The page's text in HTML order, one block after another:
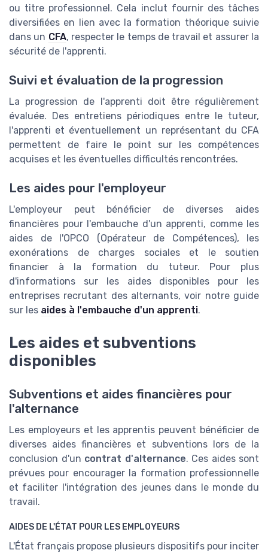
ou titre professionnel. Cela inclut fournir des tâches
diversifiées en lien avec la formation théorique suivie
dans un CFA, respecter le temps de travail et assurer la
sécurité de l'apprenti.
Suivi et évaluation de la progression
La progression de l'apprenti doit être régulièrement
évaluée. Des entretiens périodiques entre le tuteur,
l'apprenti et éventuellement un représentant du CFA
permettent de faire le point sur les compétences
acquises et les éventuelles difficultés rencontrées.
Les aides pour l'employeur
L'employeur peut bénéficier de diverses aides
financières pour l'embauche d'un apprenti, comme les
aides de l'OPCO (Opérateur de Compétences), les
exonérations de charges sociales et le soutien
financier à la formation du tuteur. Pour plus
d'informations sur les aides disponibles pour les
entreprises recrutant des alternants, voir notre guide
sur les aides à l'embauche d'un apprenti.
Les aides et subventions
disponibles
Subventions et aides financières pour
l'alternance
Les employeurs et les apprentis peuvent bénéficier de
diverses aides financières et subventions lors de la
conclusion d'un contrat d'alternance. Ces aides sont
prévues pour encourager la formation professionnelle
et faciliter l'intégration des jeunes dans le monde du
travail.
AIDES DE L'ÉTAT POUR LES EMPLOYEURS
L'État français propose plusieurs dispositifs pour inciter